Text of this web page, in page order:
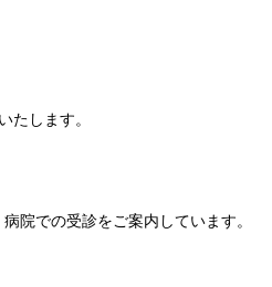
たします。
院での受診をご案内しています。